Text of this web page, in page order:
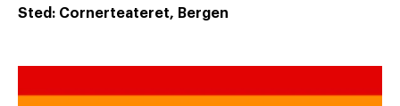
Sted: Cornerteateret, Bergen